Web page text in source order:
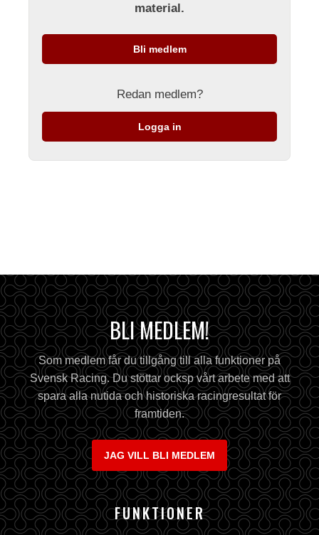
material.
Bli medlem
Redan medlem?
Logga in
BLI MEDLEM!
Som medlem får du tillgång till alla funktioner på
Svensk Racing. Du stöttar ocksp vårt arbete med att
spara alla nutida och historiska racingresultat för
framtiden.
JAG VILL BLI MEDLEM
FUNKTIONER